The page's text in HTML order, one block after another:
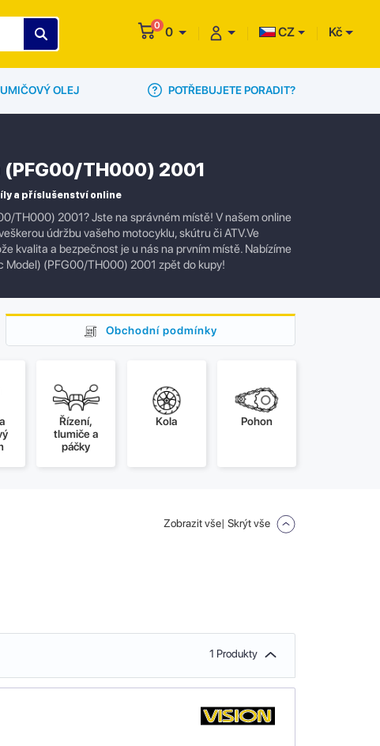
0 0 CZ Kč
OLEJ POTŘEBUJETE PORADIT?
TH000) 2001
a příslušenství online
TH000) 2001? Jste na správném místě! V našem online
údržbu vašeho motocyklu, skútru či ATV.Ve
kvalita a bezpečnost je u nás na prvním místě. Nabízíme
Model) (PFG00/TH000) 2001 zpět do kupy!
Obchodní podmínky
Řízení,
tlumiče a
páčky
Kola Pohon
Zobrazit vše| Skrýt vše
1 Produkty